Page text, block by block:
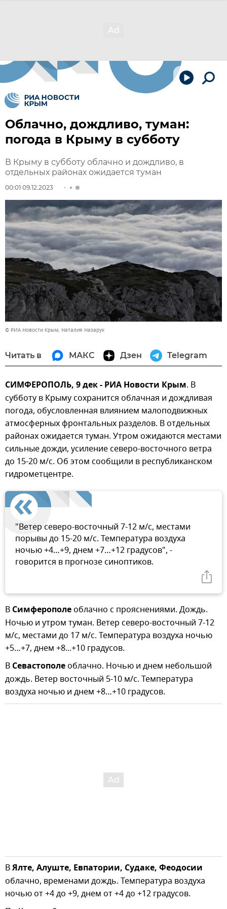
Облачно, дождливо, туман:
погода в Крыму в субботу
В Крыму в субботу облачно и дождливо, в
отдельных районах ожидается туман
00:01 09.12.2023
© РИА Новости Крым, Наталия Назарук
Читать в МАКС Дзен Telegram
СИМФЕРОПОЛЬ, 9 дек - РИА Новости Крым. В
субботу в Крыму сохранится облачная и дождливая
погода, обусловленная влиянием малоподвижных
атмосферных фронтальных разделов. В отдельных
районах ожидается туман. Утром ожидаются местами
сильные дожди, усиление северо-восточного ветра
до 15-20 м/с. Об этом сообщили в республиканском
гидрометцентре.
"Ветер северо-восточный 7-12 м/с, местами
порывы до 15-20 м/с. Температура воздуха
ночью +4…+9, днем +7…+12 градусов", -
говорится в прогнозе синоптиков.
В Симферополе облачно с прояснениями. Дождь.
Ночью и утром туман. Ветер северо-восточный 7-12
м/с, местами до 17 м/с. Температура воздуха ночью
+5…+7, днем +8...+10 градусов.
В Севастополе облачно. Ночью и днем небольшой
дождь. Ветер восточный 5-10 м/с. Температура
воздуха ночью и днем +8…+10 градусов.
ВЯлте, Алуште, Евпатории, Судаке, Феодосии
облачно, временами дождь. Температура воздуха
ночью от +4 до +9, днем от +4 до +12 градусов.